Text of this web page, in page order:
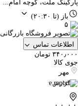
پارکینگ ملت، کوچه امام...
باز (تا ۲۰:۳۰)
۵
اطلاعات تماس
۳۴۰٫۰۰۰ تومان
جوی کالا
مهر
گزارش